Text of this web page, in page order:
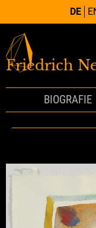
DE
Friedrich
BIOGRAFIE